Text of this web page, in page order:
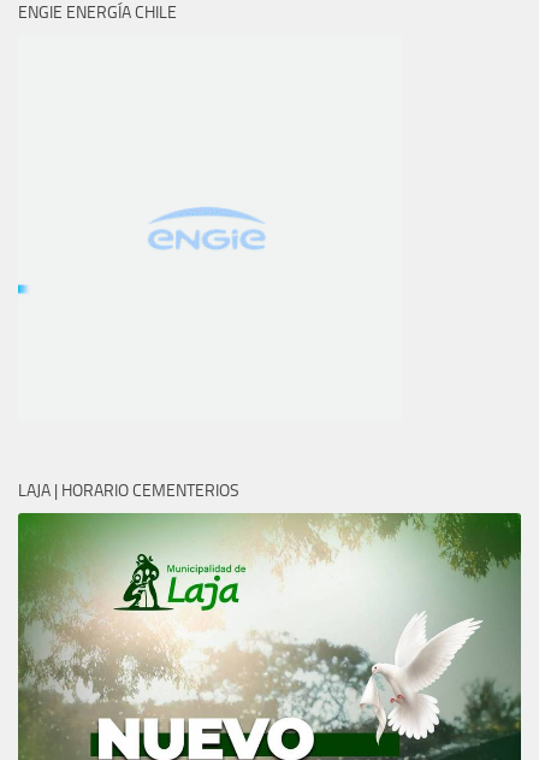
ENGIE ENERGÍA CHILE
LAJA | HORARIO CEMENTERIOS